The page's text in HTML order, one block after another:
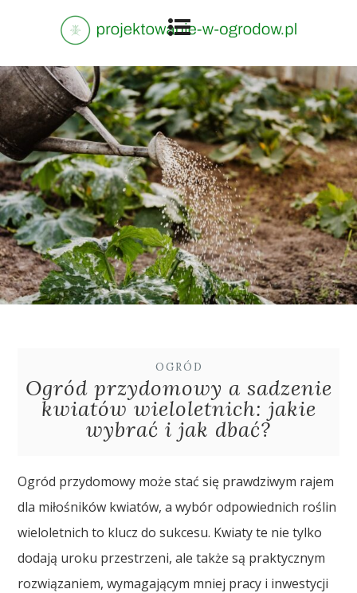
OGRÓD
Ogród przydomowy a sadzenie
kwiatów wieloletnich: jakie
wybrać i jak dbać?
Ogród przydomowy może stać się prawdziwym rajem
dla miłośników kwiatów, a wybór odpowiednich roślin
wieloletnich to klucz do sukcesu. Kwiaty te nie tylko
dodają uroku przestrzeni, ale także są praktycznym
rozwiązaniem, wymagającym mniej pracy i inwestycji